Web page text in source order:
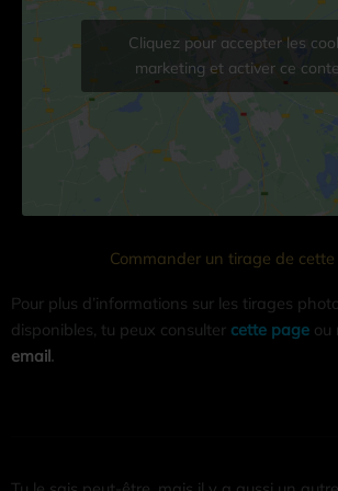
Cliquez pour accepter les
marketing et activer ce
Commander un tirage de
Pour plus d’informations sur les tirages
disponibles, tu peux consulter cette page ou
email.